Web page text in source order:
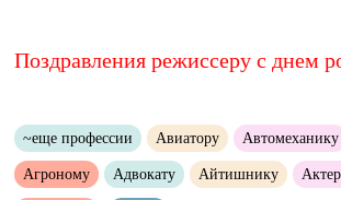
Поздравления режиссеру с днем
~еще профессии Авиатору Автомеханику
Агроному Адвокату Айтишнику